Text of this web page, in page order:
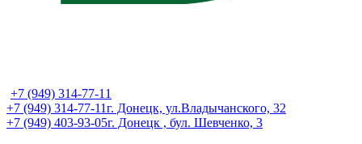
+7 (949) 314-77-11
+7 (949) 314-77-11г. Донецк, ул.Владычанского, 32
+7 (949) 403-93-05г. Донецк , бул. Шевченко, 3